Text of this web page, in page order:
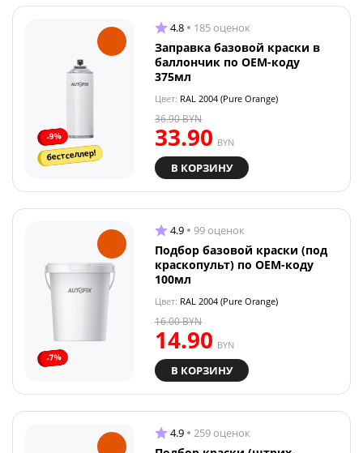
-9%
бестселлер!
4.8 185 оценок
Заправка базовой краски в
баллончик по OEM-коду
375мл
Цвет: RAL 2004 (Pure Orange)
33.90 BYN
36.90BYN
В КОРЗИНУ
-7%
4.9 99 оценок
Подбор базовой краски (под
краскопульт) по OEM-коду
100мл
Цвет: RAL 2004 (Pure Orange)
14.90 BYN
16.00BYN
В КОРЗИНУ
4.9 259 оценок